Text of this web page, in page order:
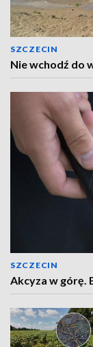
SZCZECIN
Nie wchodź do
SZCZECIN
Akcyza w górę.